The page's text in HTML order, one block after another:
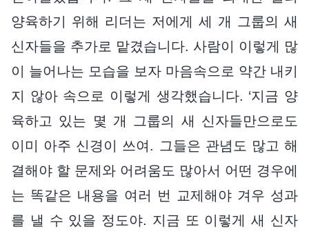
양육하기 위해 리더는 저에게 세 개 그룹의 새
신자들을 추가로 맡겼습니다. 사람이 이렇게 많
이 늘어나는 모습을 보자 마음속으로 약간 내키
지 않아 속으로 이렇게 생각했습니다. ‘지금 양
육하고 있는 몇 개 그룹의 새 신자들만으로도
이미 아주 신경이 쓰여. 그들은 관념도 많고 해
결해야 할 문제와 어려움도 많아서 어떤 경우에
는 똑같은 내용을 여러 번 교제해야 겨우 성과
를 낼 수 있을 정도야. 지금 또 이렇게 새 신자